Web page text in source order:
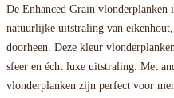
De Enhanced Grain
natuurlijke uitstraling van
doorheen. Deze kleur
sfeer en écht luxe uitstraling. Met
vlonderplanken zijn perfect voor